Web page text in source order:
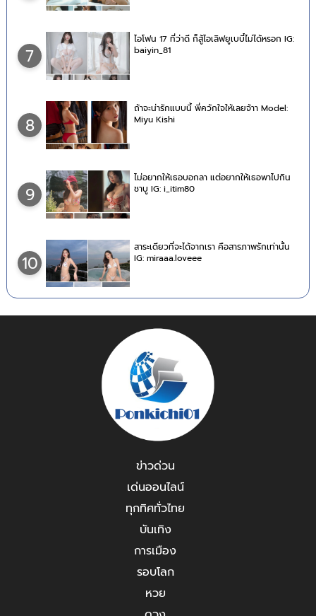
7
ไอโฟน 17 ที่ว่าดี ก็สู้ไอเลิฟยูเบบี๋ไม่ได้หรอก IG:
baiyin_81
8
ถ้าจะน่ารักแบบนี้ พี่ควักใจให้เลยจ้าา Model:
Miyu Kishi
9
ไม่อยากให้เธอบอกลา แต่อยากให้เธอพาไปกิน
ชาบู IG: i_itim80
10
สาระเดียวที่จะได้จากเรา คือสารภาพรักเท่านั้น
IG: miraaa.loveee
ข่าวด่วน
เด่นออนไลน์
ทุกทิศทั่วไทย
บันเทิง
การเมือง
รอบโลก
หวย